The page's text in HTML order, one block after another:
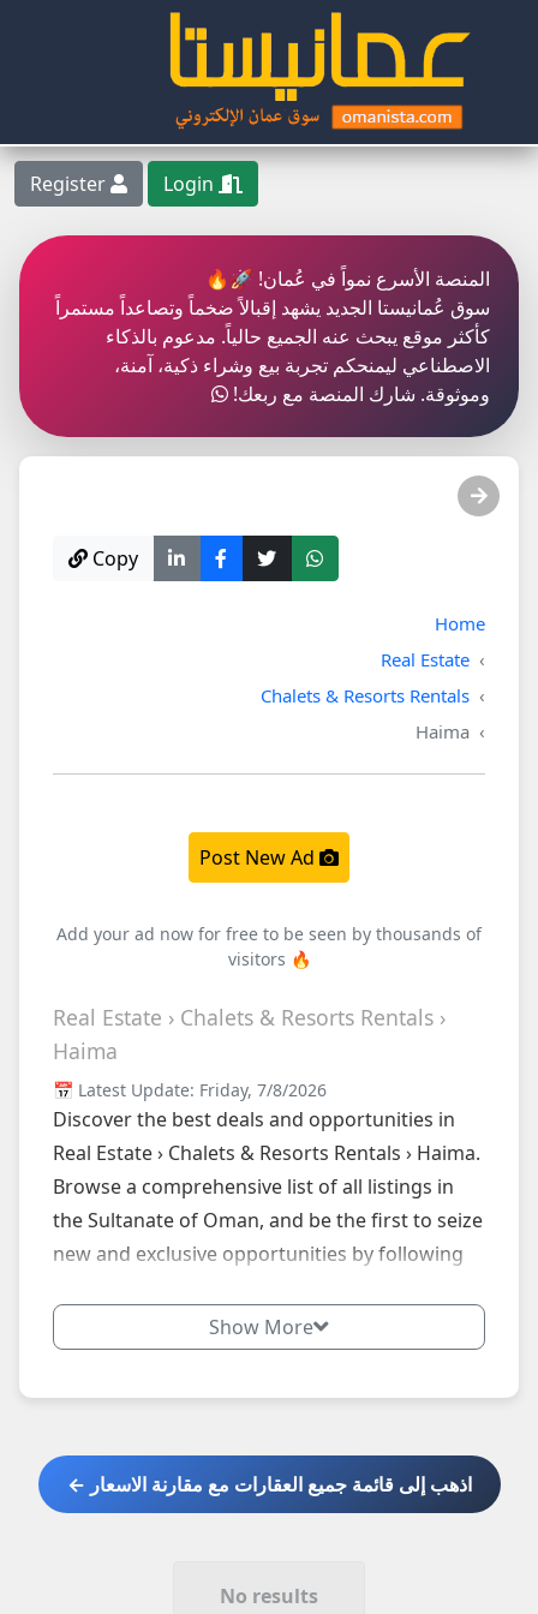
المنصة الأسرع نمواً في عُمان! 🚀🔥
سوق عُمانيستا الجديد يشهد إقبالاً ضخماً وتصاعداً مستمراً
كأكثر موقع يبحث عنه الجميع حالياً. مدعوم بالذكاء
الاصطناعي ليمنحكم تجربة بيع وشراء ذكية، آمنة،
وموثوقة. شارك المنصة مع ربعك!
Copy
Home
Real Estate
Chalets & Resorts Rentals
Haima
Add your ad now for free to be seen by thousands of
visitors 🔥
Real Estate › Chalets & Resorts Rentals ›
Haima
📅 Latest Update: Friday, 7/8/2026
Discover the best deals and opportunities in
Real Estate › Chalets & Resorts Rentals › Haima.
Browse a comprehensive list of all listings in
the Sultanate of Oman, and be the first to seize
new and exclusive opportunities by following
Show More
اذهب إلى قائمة جميع العقارات مع مقارنة الاسعار ←
No results